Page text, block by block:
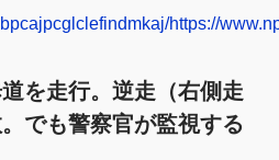
https://
を走行。逆走（右側走
でも警察官が監視する